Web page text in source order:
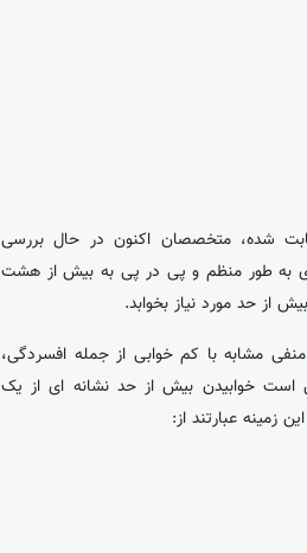
شده، متخصصان اکنون در حال بررسی
به طور منظم و پی در پی به بیش از هشت
مشابه با کم خوابی از جمله افسردگی،
خوابیدن بیش از حد نشانه ای از یک
زمینه عبارتند از: